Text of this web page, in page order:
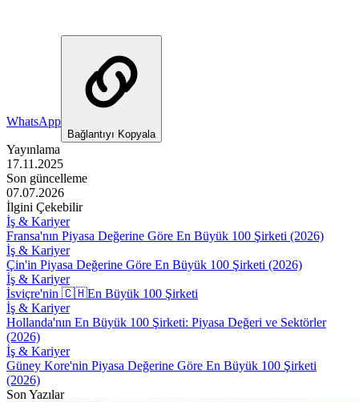
WhatsApp
Bağlantıyı Kopyala
Yayınlama
17.11.2025
Son güncelleme
07.07.2026
İlgini Çekebilir
İş & Kariyer
Fransa'nın Piyasa Değerine Göre En Büyük 100 Şirketi (2026)
İş & Kariyer
Çin'in Piyasa Değerine Göre En Büyük 100 Şirketi (2026)
İş & Kariyer
İsviçre'nin 🇨🇭En Büyük 100 Şirketi
İş & Kariyer
Hollanda'nın En Büyük 100 Şirketi: Piyasa Değeri ve Sektörler
(2026)
İş & Kariyer
Güney Kore'nin Piyasa Değerine Göre En Büyük 100 Şirketi
(2026)
Son Yazılar